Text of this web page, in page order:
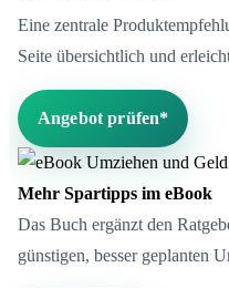
Eine zentrale
Seite übersichtlich und
Angebot prüfen*
Mehr Spartipps im eBook
Das Buch ergänzt den
günstigen, besser geplanten